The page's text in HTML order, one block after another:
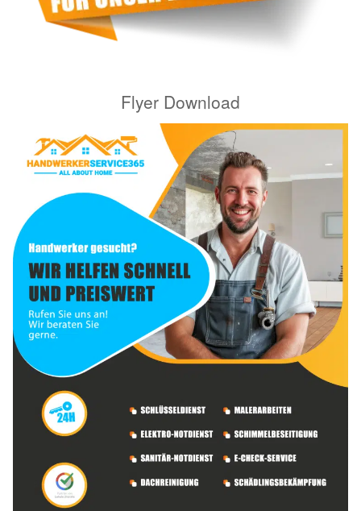
Flyer Download